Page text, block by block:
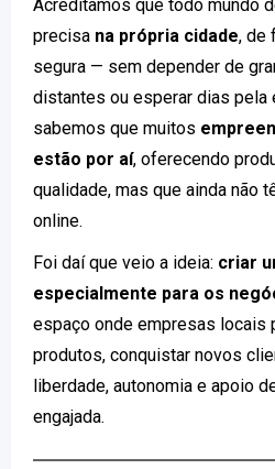
Acreditamos que todo mundo
precisa na própria cidade, de
segura — sem depender de
distantes ou esperar dias pela
sabemos que muitos
estão por aí, oferecendo
qualidade, mas que ainda não
online.
Foi daí que veio a ideia: criar
especialmente para os
espaço onde empresas locais
produtos, conquistar novos
liberdade, autonomia e apoio
engajada.